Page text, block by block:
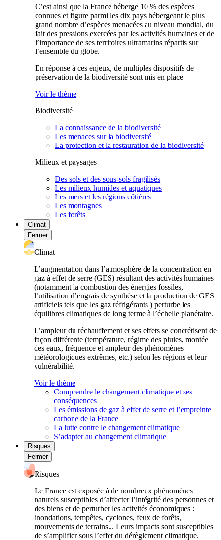
C’est ainsi que la France héberge 10 % des espèces
connues et figure parmi les dix pays hébergeant le plus
grand nombre d’espèces menacées au niveau mondial, du
fait des pressions exercées par les activités humaines et de
l’importance de ses territoires ultramarins répartis sur
l’ensemble du globe.
En réponse à ces enjeux, de multiples dispositifs de
préservation de la biodiversité sont mis en place.
Voir le thème
Biodiversité
La connaissance de la biodiversité
Les menaces sur la biodiversité
La protection et la restauration de la biodiversité
Milieux et paysages
Des sols et des sous-sols fragilisés
Les milieux humides et aquatiques
Les mers et les régions côtières
Les montagnes
Les forêts
Climat
Fermer
Climat
L’augmentation dans l’atmosphère de la concentration en
gaz à effet de serre (GES) résultant des activités humaines
(notamment la combustion des énergies fossiles,
l’utilisation d’engrais de synthèse et la production de GES
artificiels tels que les gaz réfrigérants ) perturbe les
équilibres climatiques de long terme à l’échelle planétaire.
L’ampleur du réchauffement et ses effets se concrétisent de
façon différente (température, régime des pluies, montée
des eaux, fréquence et ampleur des phénomènes
météorologiques extrêmes, etc.) selon les régions et leur
vulnérabilité.
Voir le thème
Comprendre le changement climatique et ses
conséquences
Les émissions de gaz à effet de serre et l’empreinte
carbone de la France
La lutte contre le changement climatique
S’adapter au changement climatique
Risques
Fermer
Risques
Le France est exposée à de nombreux phénomènes
naturels susceptibles d’affecter l’intégrité des personnes et
des biens et de perturber les activités économiques :
inondations, tempêtes, cyclones, feux de forêts,
mouvements de terrains... Leurs impacts sont susceptibles
de s’amplifier sous l’effet du dérèglement climatique.